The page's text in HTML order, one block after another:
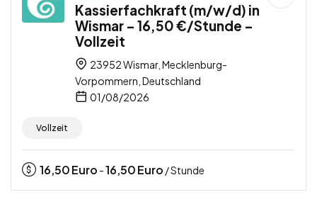
Kassierfachkraft (m/w/d) in
Wismar – 16,50 €/Stunde –
Vollzeit
23952 Wismar, Mecklenburg-
Vorpommern, Deutschland
01/08/2026
Vollzeit
16,50Euro -16,50Euro / Stunde